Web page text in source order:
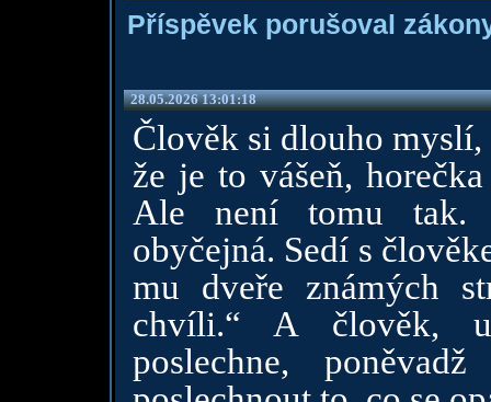
Příspěvek porušoval
28.05.2026 13:01:18
Člověk si dlouho
že je to vášeň,
Ale není tomu tak.
obyčejná. Sedí s
mu dveře známých
chvíli.“ A člověk,
poslechne,